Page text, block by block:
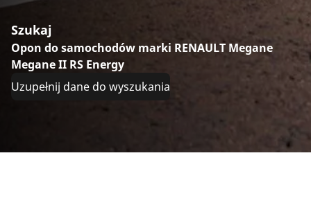
Szukaj
Opon do samochodów marki RENAULT Megane
Megane II RS Energy
Uzupełnij dane do wyszukania